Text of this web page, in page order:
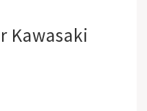
Kawasaki